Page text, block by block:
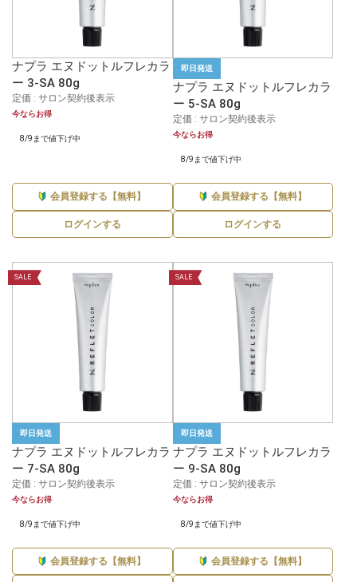
ナプラ エヌドットルフレカラ
ー 3-SA 80g
定価 : サロン契約後表示
今ならお得
8/9まで値下げ中
会員登録する【無料】
ログインする
即日発送
ナプラ エヌドットルフレカラ
ー 5-SA 80g
定価 : サロン契約後表示
今ならお得
8/9まで値下げ中
会員登録する【無料】
ログインする
SALE
即日発送
ナプラ エヌドットルフレカラ
ー 7-SA 80g
定価 : サロン契約後表示
今ならお得
8/9まで値下げ中
会員登録する【無料】
SALE
即日発送
ナプラ エヌドットルフレカラ
ー 9-SA 80g
定価 : サロン契約後表示
今ならお得
8/9まで値下げ中
会員登録する【無料】